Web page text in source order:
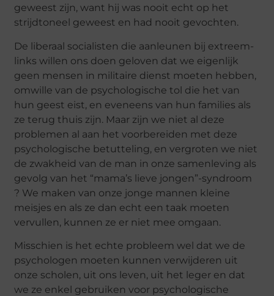
geweest zijn, want hij was nooit echt op het
strijdtoneel geweest en had nooit gevochten.
De liberaal socialisten die aanleunen bij extreem-
links willen ons doen geloven dat we eigenlijk
geen mensen in militaire dienst moeten hebben,
omwille van de psychologische tol die het van
hun geest eist, en eveneens van hun families als
ze terug thuis zijn. Maar zijn we niet al deze
problemen al aan het voorbereiden met deze
psychologische betutteling, en vergroten we niet
de zwakheid van de man in onze samenleving als
gevolg van het “mama’s lieve jongen”-syndroom
? We maken van onze jonge mannen kleine
meisjes en als ze dan echt een taak moeten
vervullen, kunnen ze er niet mee omgaan.
Misschien is het echte probleem wel dat we de
psychologen moeten kunnen verwijderen uit
onze scholen, uit ons leven, uit het leger en dat
we ze enkel gebruiken voor psychologische